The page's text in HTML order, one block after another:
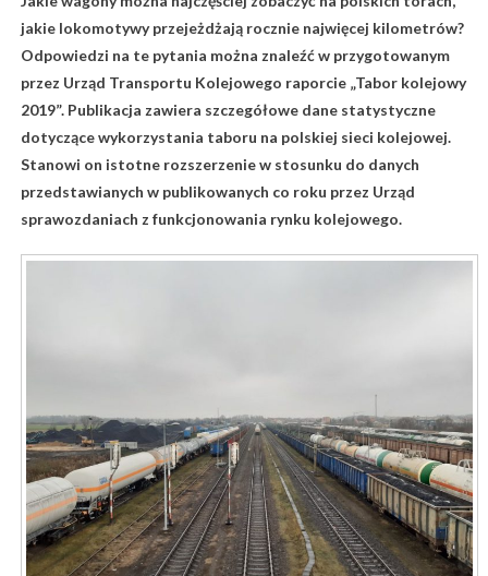
jakie lokomotywy przejeżdżają rocznie najwięcej kilometrów?
Odpowiedzi na te pytania można znaleźć w przygotowanym
przez Urząd Transportu Kolejowego raporcie „Tabor kolejowy
2019”. Publikacja zawiera szczegółowe dane statystyczne
dotyczące wykorzystania taboru na polskiej sieci kolejowej.
Stanowi on istotne rozszerzenie w stosunku do danych
przedstawianych w publikowanych co roku przez Urząd
sprawozdaniach z funkcjonowania rynku kolejowego.